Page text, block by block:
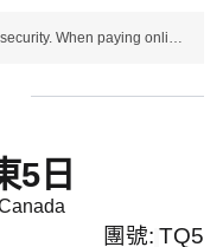
Use SSL protocol to ensure payment security. When paying online, your payment information is protected.
5 日
團號: TQ5